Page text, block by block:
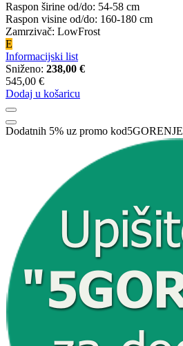
Raspon širine od/do: 54-58 cm
Raspon visine od/do: 160-180 cm
Zamrzivač: LowFrost
E
Informacijski list
Sniženo: 238,00 €
545,00 €
Dodaj u košaricu
Dodatnih 5% uz promo kod5GORENJE